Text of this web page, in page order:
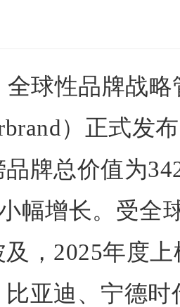
性品牌战略
）正式发
牌总价值为
幅增长。受全
，2025年度
亚迪、宁德